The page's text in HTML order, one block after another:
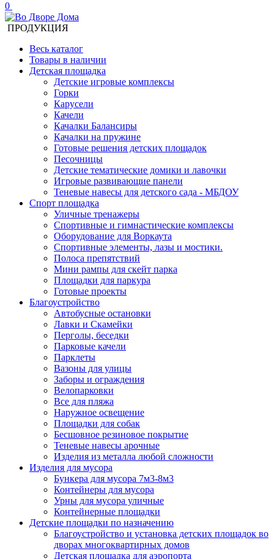
0
ПРОДУКЦИЯ
Весь каталог
Товары в наличии
Детская площадка
Детские игровые комплексы
Горки
Карусели
Качели
Качалки Балансиры
Качалки на пружине
Готовые решения детских площадок
Песочницы
Детские тематические домики и лавочки
Игровые развивающие панели
Теневые навесы для детского сада - МБДОУ
Спорт площадка
Уличные тренажеры
Спортивные и гимнастические комплексы
Оборудование для Воркаута
Спортивные элементы, лазы и мостики.
Полоса препятствий
Мини рампы для скейт парка
Площадки для паркура
Готовые проекты
Благоустройство
Автобусные остановки
Лавки и Скамейки
Перголы, беседки
Парковые качели
Парклеты
Вазоны для улицы
Заборы и ограждения
Велопарковки
Все для пляжа
Наружное освещение
Площадки для собак
Бесшовное резиновое покрытие
Теневые навесы арочные
Изделия из металла любой сложности
Изделия для мусора
Бункера для мусора 7м3-8м3
Контейнеры для мусора
Урны для мусора уличные
Контейнерные площадки
Детские площадки по назначению
Благоустройство и установка детских площадок во
дворах многоквартирных домов
Детская площадка для аэропорта